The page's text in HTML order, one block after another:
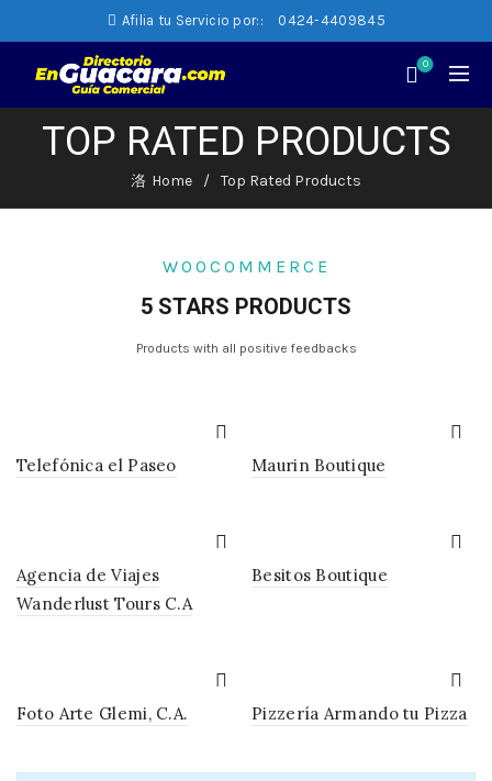
Afilia tu Servicio por:: 0424-4409845
0
TOP RATED PRODUCTS
Home Top Rated Products
WOOCOMMERCE
5 STARS PRODUCTS
Products with all positive feedbacks
Telefónica el Paseo Maurin Boutique
Agencia de Viajes
Wanderlust Tours C.A
Besitos Boutique
Foto Arte Glemi, C.A. Pizzería Armando tu Pizza